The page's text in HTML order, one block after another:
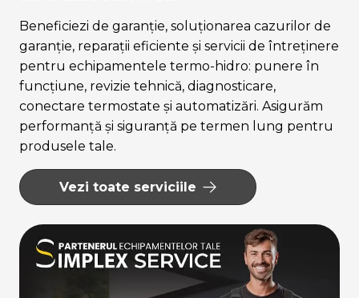
Beneficiezi de garanție, soluționarea cazurilor de
garanție, reparații eficiente și servicii de întreținere
pentru echipamentele termo-hidro: punere în
funcțiune, revizie tehnică, diagnosticare,
conectare termostate și automatizări. Asigurăm
performanță și siguranță pe termen lung pentru
produsele tale.
Vezi toate serviciile